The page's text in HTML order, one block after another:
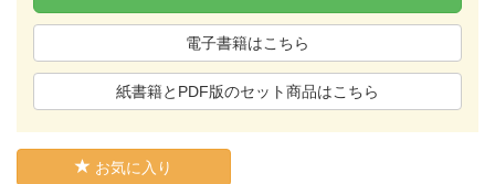
電子書籍はこちら
紙書籍とPDF版のセット商品はこちら
お気に入り